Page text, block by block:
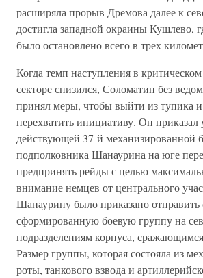
расширяла прорыв Дремова далее к
достигла западной окраины Кушлево,
было остановлено всего в трех
Когда темп наступления в
секторе снизился, Соломатин без
принял меры, чтобы выйти из тупика и
перехватить инициативу. Он
действующей 37-й механизированной
подполковника Шанаурина на юге
предпринять рейды с целью
внимание немцев от центрального
Шанаурину было приказано отправить
сформированную боевую группу на
подразделениям корпуса,
Размер группы, которая состояла из
роты, танкового взвода и